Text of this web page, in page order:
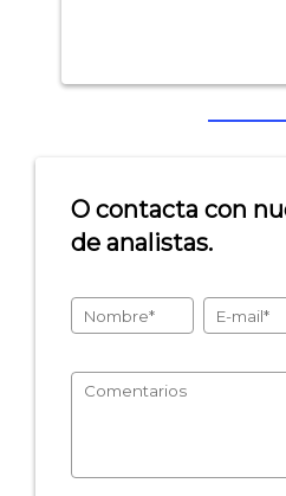
O contacta con
de analistas.